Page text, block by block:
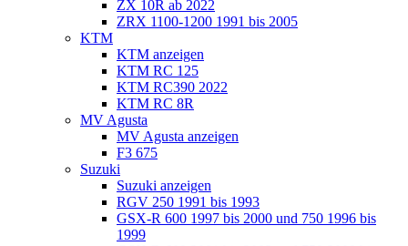
ZX 10R ab 2022
ZRX 1100-1200 1991 bis 2005
KTM
KTM anzeigen
KTM RC 125
KTM RC390 2022
KTM RC 8R
MV Agusta
MV Agusta anzeigen
F3 675
Suzuki
Suzuki anzeigen
RGV 250 1991 bis 1993
GSX-R 600 1997 bis 2000 und 750 1996 bis
1999